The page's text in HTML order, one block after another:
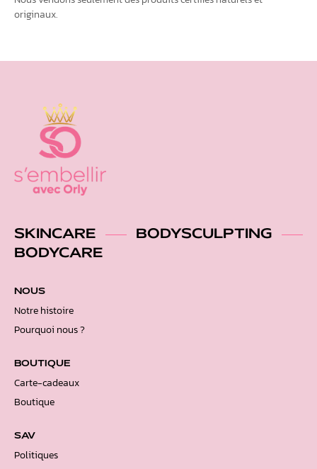
originaux.
SKINCARE
BODYSCULPTING
BODYCARE
NOUS
Notre histoire
Pourquoi nous ?
BOUTIQUE
Carte-cadeaux
Boutique
SAV
Politiques